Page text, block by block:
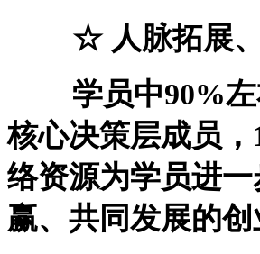
☆ 人脉拓展、
学员中90%左
核心决策层成员
络资源为学员进
赢、共同发展的创